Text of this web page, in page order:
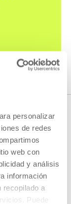
personalizar
de redes
web con
y análisis
información
recopilado a
Puede
y encuentra
de prensa de